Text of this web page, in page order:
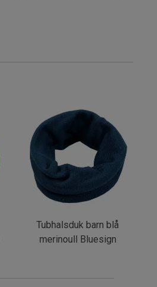
Tubhalsduk barn blå
merinoull Bluesign